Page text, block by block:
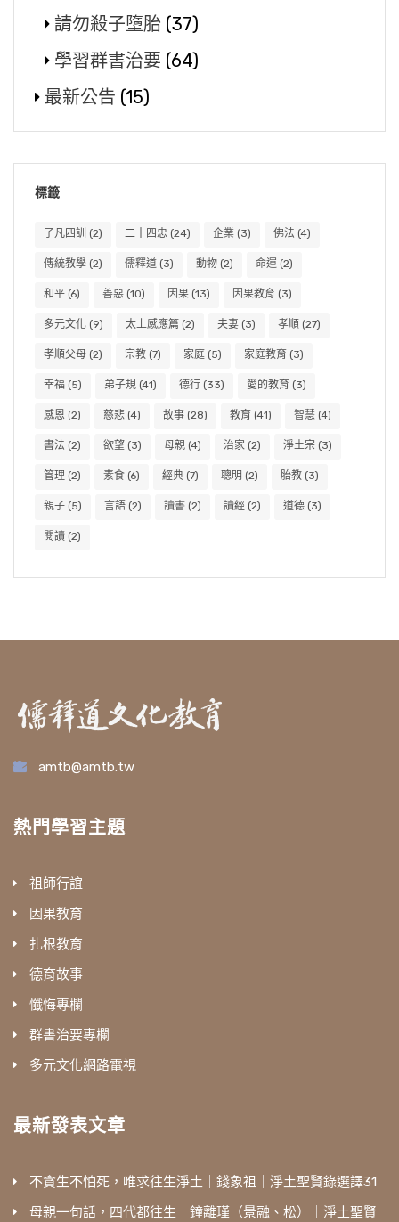
請勿殺子墮胎 (37)
學習群書治要 (64)
最新公告 (15)
標籤
了凡四訓 (2) 二十四忠 (24) 企業 (3) 佛法 (4)
傳統教學 (2) 儒釋道 (3) 動物 (2) 命運 (2)
和平 (6) 善惡 (10) 因果 (13) 因果教育 (3)
多元文化 (9) 太上感應篇 (2) 夫妻 (3) 孝順 (27)
孝順父母 (2) 宗教 (7) 家庭 (5) 家庭教育 (3)
幸福 (5) 弟子規 (41) 德行 (33) 愛的教育 (3)
感恩 (2) 慈悲 (4) 故事 (28) 教育 (41) 智慧 (4)
書法 (2) 欲望 (3) 母親 (4) 治家 (2) 淨土宗 (3)
管理 (2) 素食 (6) 經典 (7) 聰明 (2) 胎教 (3)
親子 (5) 言語 (2) 讀書 (2) 讀經 (2) 道德 (3)
閱讀 (2)
amtb@amtb.tw
熱門學習主題
祖師行誼
因果教育
扎根教育
德育故事
懺悔專欄
群書治要專欄
多元文化網路電視
最新發表文章
不貪生不怕死，唯求往生淨土｜錢象祖｜淨土聖賢錄選譯31
母親一句話，四代都往生｜鐘離瑾（景融、松）｜淨土聖賢